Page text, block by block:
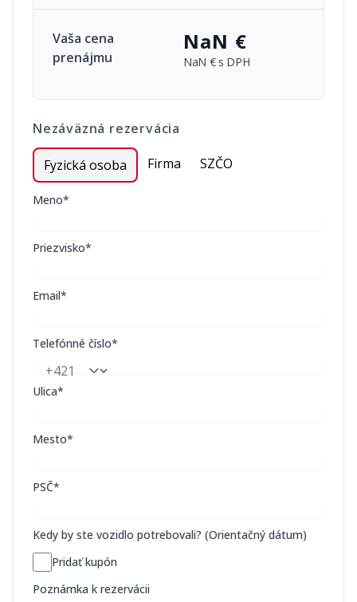
Vaša cena
prenájmu
NaN €
NaN €s DPH
Nezáväzná rezervácia
Fyzická osoba Firma SZČO
Meno*
Priezvisko*
Email*
Telefónné číslo*
Ulica*
Mesto*
PSČ*
Kedy by ste vozidlo potrebovali? (Orientačný dátum)
Pridať kupón
Poznámka k rezervácii